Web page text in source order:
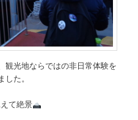
観光地ならではの非日常体験を
した。
て絶景